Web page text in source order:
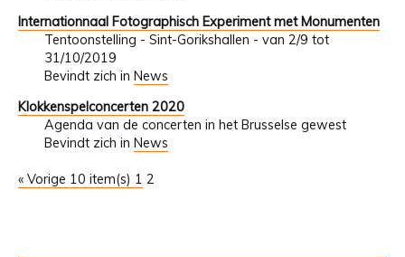
Internationnaal Fotographisch Experiment met Monumenten
Tentoonstelling - Sint-Gorikshallen - van 2/9 tot
31/10/2019
Bevindt zich in News
Klokkenspelconcerten 2020
Agenda van de concerten in het Brusselse gewest
Bevindt zich in News
« Vorige 10 item(s) 1 2